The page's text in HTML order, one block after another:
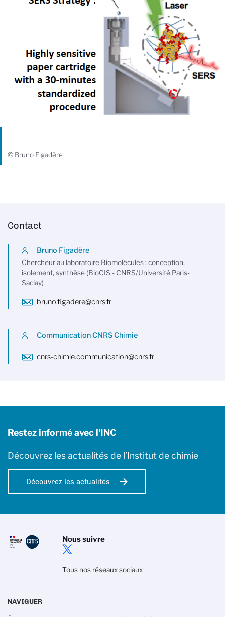
© Bruno Figadère
Contact
Bruno Figadère
Chercheur au laboratoire Biomolécules : conception,
isolement, synthèse (BioCIS - CNRS/Université Paris-
Saclay)
bruno.figadere@cnrs.fr
Communication CNRS Chimie
cnrs-chimie.communication@cnrs.fr
Restez informé avec l'INC
Découvrez les actualités de l’Institut de chimie
Découvrez les actualités
Nous suivre
Tous nos réseaux sociaux
NAVIGUER